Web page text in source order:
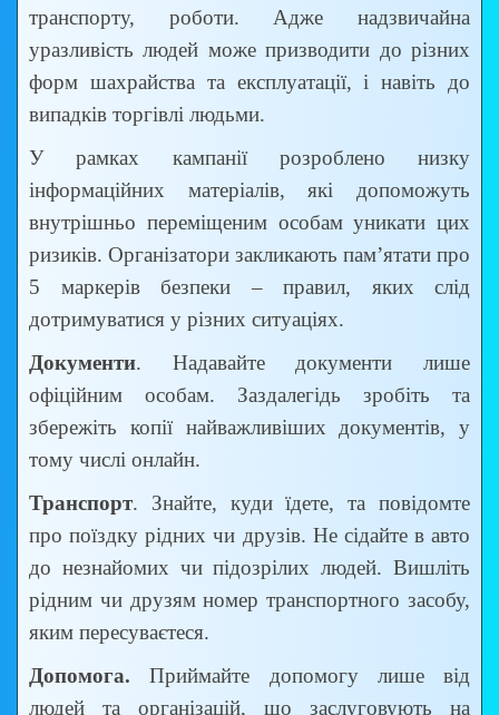
транспорту, роботи. Адже надзвичайна
уразливість людей може призводити до різних
форм шахрайства та експлуатації, і навіть до
випадків торгівлі людьми.
У рамках кампанії розроблено низку
інформаційних матеріалів, які допоможуть
внутрішньо переміщеним особам уникати цих
ризиків. Організатори закликають пам’ятати про
5 маркерів безпеки – правил, яких слід
дотримуватися у різних ситуаціях.
Документи. Надавайте документи лише
офіційним особам. Заздалегідь зробіть та
збережіть копії найважливіших документів, у
тому числі онлайн.
Транспорт. Знайте, куди їдете, та повідомте
про поїздку рідних чи друзів. Не сідайте в авто
до незнайомих чи підозрілих людей. Вишліть
рідним чи друзям номер транспортного засобу,
яким пересуваєтеся.
Допомога. Приймайте допомогу лише від
людей та організацій, що заслуговують на